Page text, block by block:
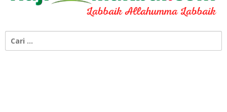
untuk: